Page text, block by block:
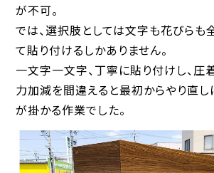
が不可。
では、選択肢としては文字も花びらも
て貼り付けるしかありません。
一文字一文字、丁寧に貼り付けし、圧
力加減を間違えると最初からやり直し
が掛かる作業でした。